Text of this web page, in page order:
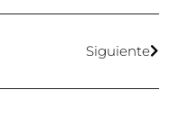
Siguiente